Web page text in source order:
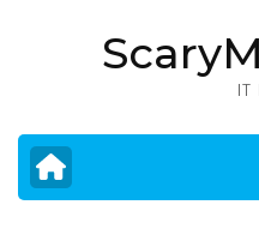
drücken)